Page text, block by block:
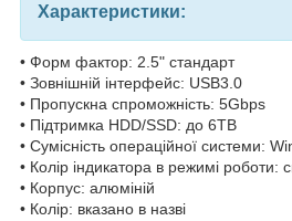
Характеристики:
• Форм фактор: 2.5" стандарт
• Зовнішній інтерфейс: USB3.0
• Пропускна спроможність: 5Gbps
• Підтримка HDD/SSD: до 6TB
• Сумісність операційної системи:
• Колір індикатора в режимі роботи:
• Корпус: алюміній
• Колір: вказано в назві